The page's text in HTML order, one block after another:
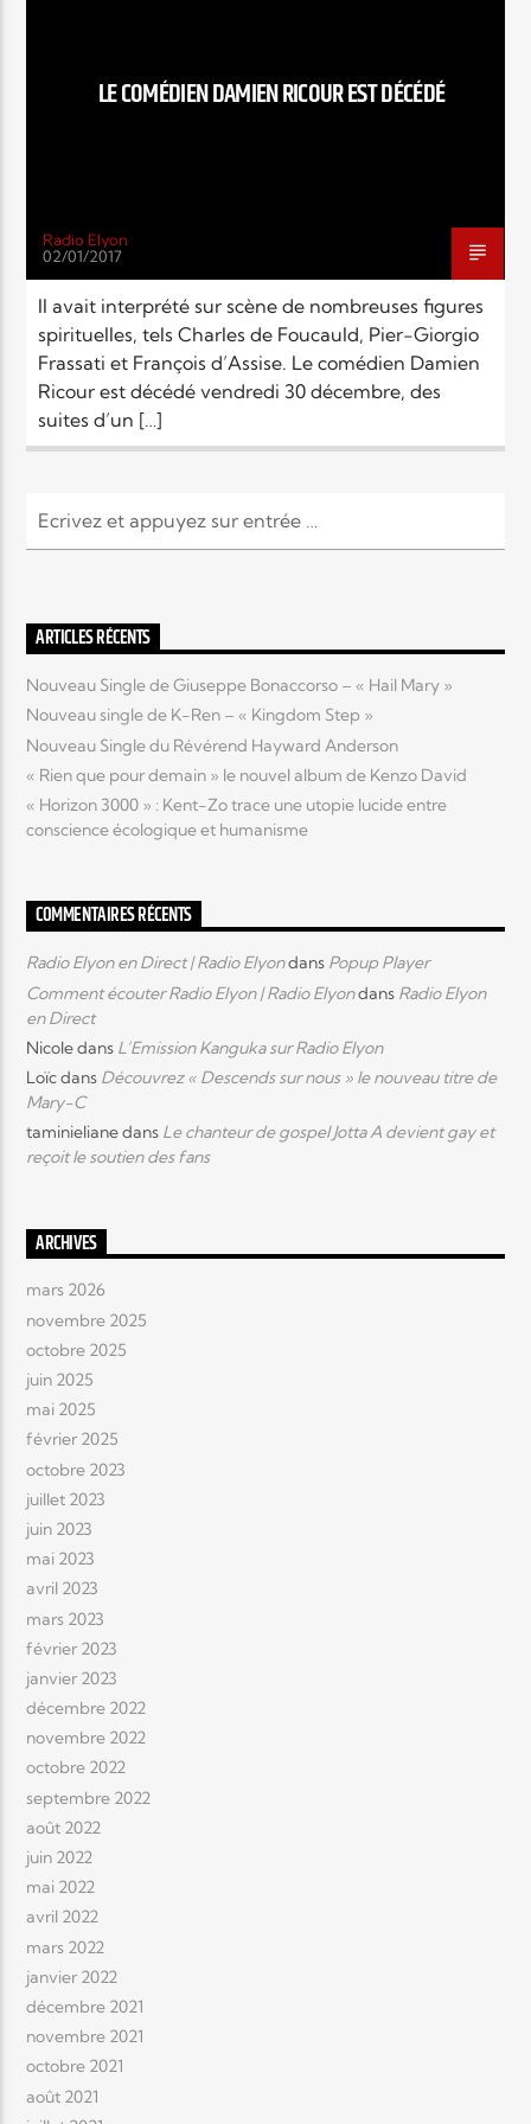
Radio Elyon
Elyon Rhema
Elyon Kids
LE COMÉDIEN DAMIEN RICOUR EST DÉCÉDÉ
Radio Elyon
02/01/2017
Il avait interprété sur scène de nombreuses figures
spirituelles, tels Charles de Foucauld, Pier-Giorgio
Frassati et François d’Assise. Le comédien Damien
Ricour est décédé vendredi 30 décembre, des
suites d’un […]
ARTICLES RÉCENTS
Nouveau Single de Giuseppe Bonaccorso – « Hail Mary »
Nouveau single de K-Ren – « Kingdom Step »
Nouveau Single du Révérend Hayward Anderson
« Rien que pour demain » le nouvel album de Kenzo David
« Horizon 3000 » : Kent-Zo trace une utopie lucide entre
conscience écologique et humanisme
COMMENTAIRES RÉCENTS
Radio Elyon en Direct | Radio Elyondans Popup Player
Comment écouter Radio Elyon | Radio Elyondans Radio Elyon
en Direct
Nicoledans L’Emission Kanguka sur Radio Elyon
Loïcdans Découvrez « Descends sur nous » le nouveau titre de
Mary-C
taminielianedans Le chanteur de gospel Jotta A devient gay et
reçoit le soutien des fans
ARCHIVES
mars 2026
novembre 2025
octobre 2025
juin 2025
mai 2025
février 2025
octobre 2023
juillet 2023
juin 2023
mai 2023
avril 2023
mars 2023
février 2023
janvier 2023
décembre 2022
novembre 2022
octobre 2022
septembre 2022
août 2022
juin 2022
mai 2022
avril 2022
mars 2022
janvier 2022
décembre 2021
novembre 2021
octobre 2021
août 2021